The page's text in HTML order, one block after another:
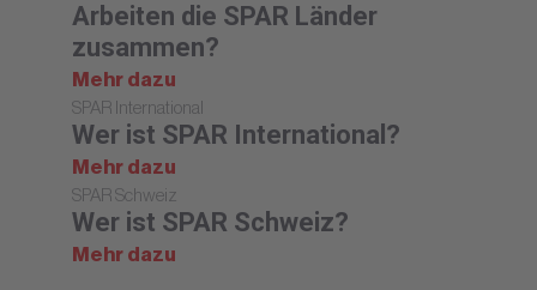
Arbeiten die SPAR Länder
zusammen?
Mehr dazu
SPAR International
Wer ist SPAR International?
Mehr dazu
SPAR Schweiz
Wer ist SPAR Schweiz?
Mehr dazu